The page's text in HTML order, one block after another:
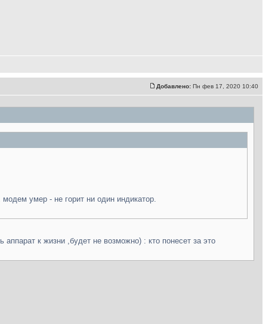
Добавлено: Пн фев 17, 2020 10:40
умер - не горит ни один индикатор.
к жизни ,будет не возможно) : кто понесет за это